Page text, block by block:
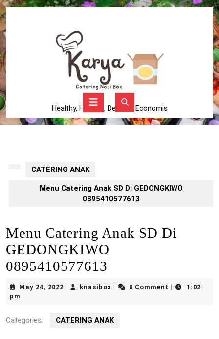
Skip
to
content
Healthy, Higienis, Delicius, Economis
Button
CATERING ANAK
Menu Catering Anak SD Di GEDONGKIWO
0895410577613
Menu Catering Anak SD Di
GEDONGKIWO
0895410577613
May 24, 2022 May
knasibox knasibox0 Comment
1:02
pm
Categories: CATERING ANAK